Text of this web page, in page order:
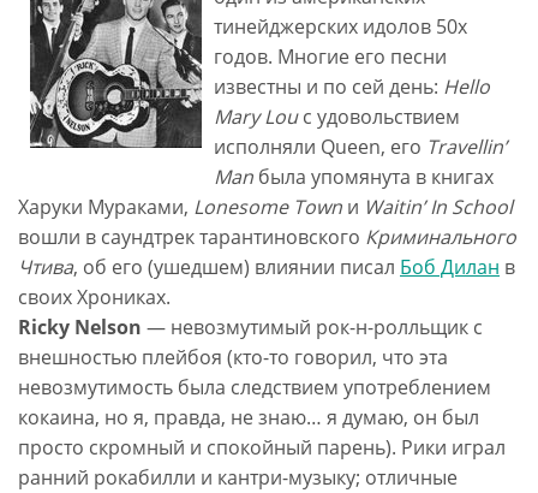
тинейджерских идолов 50х
годов. Многие его песни
известны и по сей день: Hello
Mary Louс удовольствием
исполняли Queen, его Travellin’
Man была упомянута в книгах
Харуки Мураками, Lonesome Town и Waitin’ In School
вошли в саундтрек тарантиновского Криминального
Чтива, об его (ушедшем) влиянии писал Боб Дилан в
своих Хрониках.
Ricky Nelson — невозмутимый рок-н-ролльщик с
внешностью плейбоя (кто-то говорил, что эта
невозмутимость была следствием употреблением
кокаина, но я, правда, не знаю… я думаю, он был
просто скромный и спокойный парень). Рики играл
ранний рокабилли и кантри-музыку; отличные